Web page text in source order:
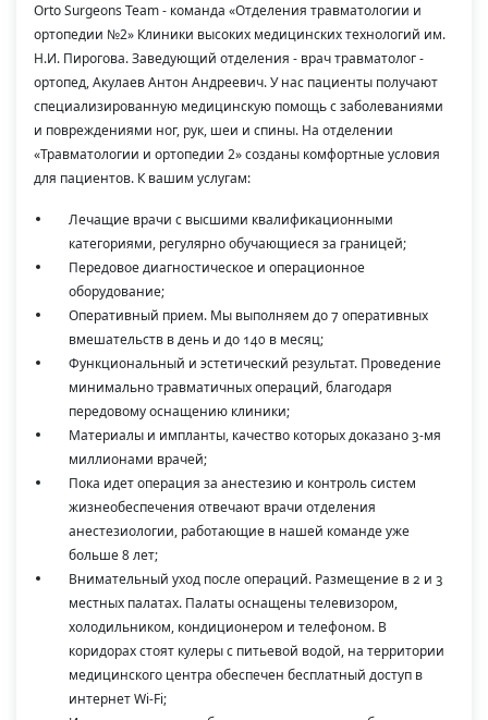
Orto Surgeons Team - команда «Отделения травматологии и
ортопедии №2» Клиники высоких медицинских технологий им.
Н.И. Пирогова. Заведующий отделения - врач травматолог -
ортопед, Акулаев Антон Андреевич. У нас пациенты получают
специализированную медицинскую помощь с заболеваниями
и повреждениями ног, рук, шеи и спины. На отделении
«Травматологии и ортопедии 2» созданы комфортные условия
для пациентов. К вашим услугам:
Лечащие врачи с высшими квалификационными
категориями, регулярно обучающиеся за границей;
Передовое диагностическое и операционное
оборудование;
Оперативный прием. Мы выполняем до 7 оперативных
вмешательств в день и до 140 в месяц;
Функциональный и эстетический результат. Проведение
минимально травматичных операций, благодаря
передовому оснащению клиники;
Материалы и импланты, качество которых доказано 3-мя
миллионами врачей;
Пока идет операция за анестезию и контроль систем
жизнеобеспечения отвечают врачи отделения
анестезиологии, работающие в нашей команде уже
больше 8 лет;
Внимательный уход после операций. Размещение в 2 и 3
местных палатах. Палаты оснащены телевизором,
холодильником, кондиционером и телефоном. В
коридорах стоят кулеры с питьевой водой, на территории
медицинского центра обеспечен бесплатный доступ в
интернет Wi-Fi;